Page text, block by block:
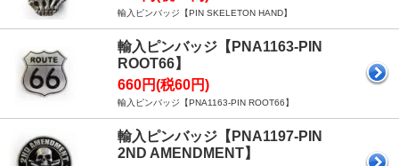
輸入ピンバッジ【PIN SKELETON HAND】
輸入ピンバッジ【PNA1163-PIN
ROOT66】
660円(税60円)
輸入ピンバッジ【PNA1163-PIN ROOT66】
輸入ピンバッジ【PNA1197-PIN
2ND AMENDMENT】